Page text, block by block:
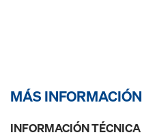
MÁS INFORMACIÓN
INFORMACIÓN TÉCNICA